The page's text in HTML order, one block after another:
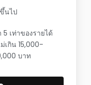
นไป
5 เท่าของรายได้
เกิน 15,000-
บาท